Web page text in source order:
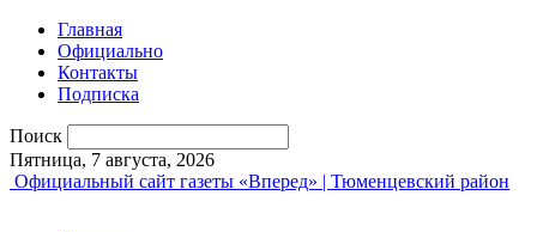
Главная
Официально
Контакты
Подписка
Поиск
Пятница, 7 августа, 2026
Официальный сайт газеты «Вперед» | Тюменцевский район